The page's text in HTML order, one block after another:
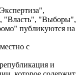
"Власть", "Выборы",
публикуются на
с
и